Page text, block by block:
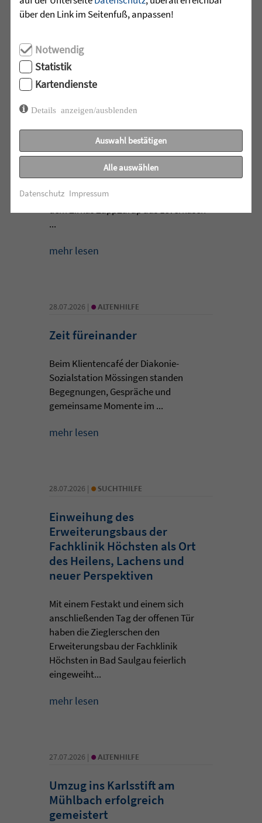
•
220 Kinder verwandeln
Arnach in eine bunte
Zirkuswelt - kannst Du nicht
ganz besondere Zirkusluft: Gemeinsam
haben die Sprachheilschule Arnach der
Zieglerschen, die Grundschule Arnach
und der Kindergarten Arnach ein
außergewöhnliches Zirkusprojekt mit
dem Zirkus ZappZarap aus Leverkusen
...
mehr lesen
28.07.2026 | • ALTENHILFE
Zeit füreinander
Beim Klientencafé der Diakonie-
Sozialstation Mössingen standen
Begegnungen, Gespräche und
gemeinsame Momente im ...
mehr lesen
28.07.2026 | • SUCHTHILFE
Einweihung des
Erweiterungsbaus der
Fachklinik Höchsten als Ort
des Heilens, Lachens und
neuer Perspektiven
Mit einem Festakt und einem sich
anschließenden Tag der offenen Tür
haben die Zieglerschen den
Erweiterungsbau der Fachklinik
Höchsten in Bad Saulgau feierlich
eingeweiht...
mehr lesen
27.07.2026 | • ALTENHILFE
Umzug ins Karlsstift am
Mühlbach erfolgreich
gemeistert
über den Link im Seitenfuß, anpassen!
Notwendig
Statistik
Kartendienste
Details anzeigen/ausblenden
Auswahl bestätigen
Alle auswählen
Datenschutz Impressum